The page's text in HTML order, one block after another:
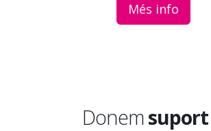
Més info
Donemsuport